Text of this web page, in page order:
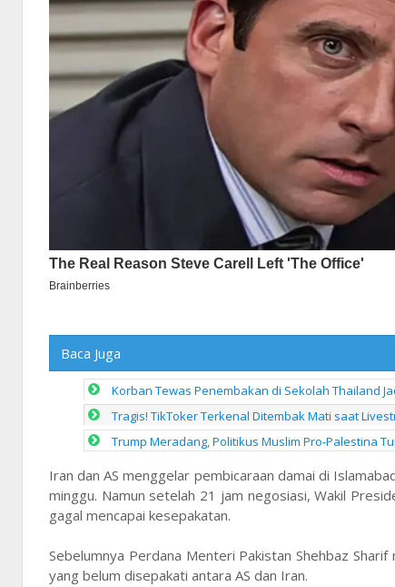
Baca Juga
Korban Tewas Penembakan di Sekolah Thailand
Tragis! TikToker Terkenal Ditembak Mati saat
Trump Meradang, Politikus Muslim Pro-Palestina
Iran dan AS menggelar pembicaraan damai di
minggu. Namun setelah 21 jam negosiasi, Wakil
gagal mencapai kesepakatan.
Sebelumnya Perdana Menteri Pakistan Shehbaz
yang belum disepakati antara AS dan Iran.